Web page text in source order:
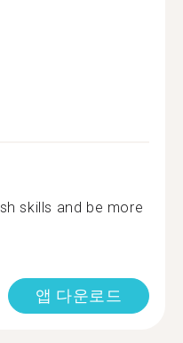
skills and be more
앱 다운로드